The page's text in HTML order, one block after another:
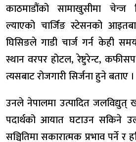
काठमाडौंको सामाखुसीमा चेन्ज
ल्याएको चार्जिङ स्टेसनको
घिसिङले गाडी चार्ज गर्न केही
स्थान वरपर होटल, रेष्टुरेन्ट,
त्यसबाट रोजगारी सिर्जना हुने बताए ।
उनले नेपालमा उत्पादित जलविद्युत्
पदार्थको आयात घटाउन सकिने
सञ्चितिमा सकारात्मक प्रभाव पर्ने र